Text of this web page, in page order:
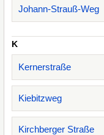
Johann-Strauß-Weg
K
Kernerstraße
Kiebitzweg
Kirchberger Straße